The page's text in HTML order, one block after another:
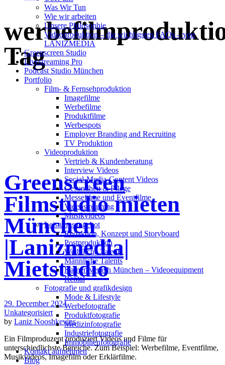
Was Wir Tun
Wie wir arbeiten
Unsere Philosophie
Videoproduktion – die wichtigsten FAQs – von
LANIZMEDIA
Greenscreen Studio
Livestreaming Pro
Podcast Studio München
Portfolio
Film- & Fernsehproduktion
Imagefilme
Werbefilme
Produktfilme
Werbespots
Employer Branding and Recruiting
TV Produktion
Videoproduktion
Vertrieb & Kundenberatung
Interview Videos
Social-Media-Content Videos
Gesundheit & Pflege
Mes­se­filme und Eventfilme
Video­strea­ming
Musikvideos
Leis­tungs­an­ge­bot
Redak­ti­on, Kon­zept und Storyboard
Post­pro­duk­ti­on
Weiblliche Talents
Männliche Talents
Kameraverleih München – Videoequipment
Rental
Fotografie und grafikdesign
Mode & Lifestyle
Werbefotografie
Produktfotografie
Medizinfotografie
Industriefotografie
Immobilienfotografie
Kontakt aufnehmen
Blog
Tag
Greenscreen
Filmstudio mieten
München
|Lanizmedia|
Mietstudio
29. December 2024
Unkategorisiert
by Laniz Nooshkevins
Ein Filmproduzent produziert Videos und Filme für
unterschiedlichste Bereiche. Zum Beispiel: Werbefilme, Eventfilme,
Musikvideos, Imagefilm oder Erklärfilme.